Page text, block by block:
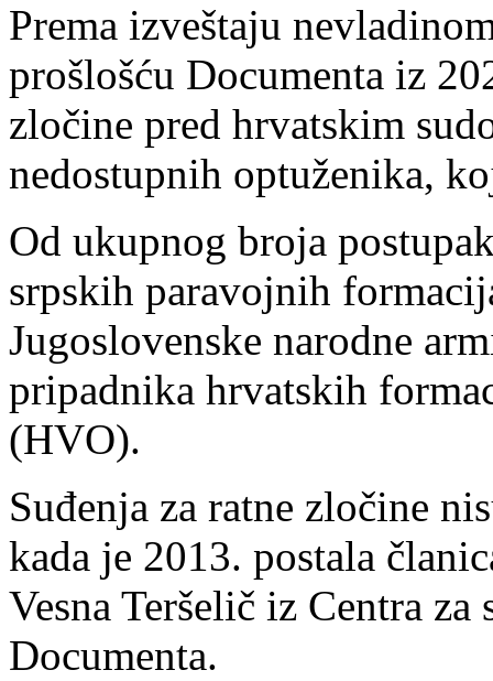
Prema izveštaju
prošlošću Documenta iz
zločine pred hrvatskim
nedostupnih optuženika,
Od ukupnog broja
srpskih paravojnih
Jugoslovenske narodne
pripadnika hrvatskih
(HVO).
Suđenja za ratne zločine
kada je 2013. postala
Vesna Teršelič iz Centra za
Documenta.